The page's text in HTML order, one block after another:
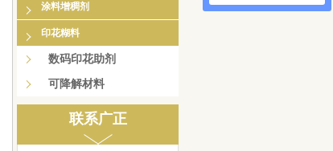
涂料增稠剂
印花糊料
数码印花助剂
可降解材料
联系广正